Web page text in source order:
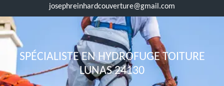
josephreinhardcouverture@gmail.com
SPÉCIALISTE EN HYDROFUGE TOITURE
LUNAS 24130